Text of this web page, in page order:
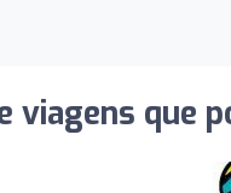
viagens que